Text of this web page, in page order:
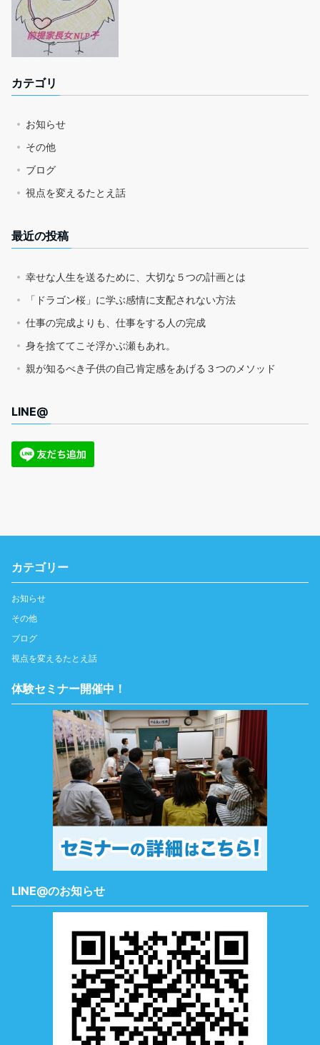
カテゴリ
お知らせ
その他
ブログ
視点を変えるたとえ話
最近の投稿
幸せな人生を送るために、大切な５つの計画とは
「ドラゴン桜」に学ぶ感情に支配されない方法
仕事の完成よりも、仕事をする人の完成
身を捨ててこそ浮かぶ瀬もあれ。
親が知るべき子供の自己肯定感をあげる３つのメソッド
LINE@
カテゴリー
お知らせ
その他
ブログ
視点を変えるたとえ話
体験セミナー開催中！
LINE@のお知らせ